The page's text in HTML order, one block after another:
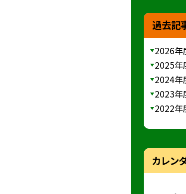
過去記
2026年
2025年
2024年
2023年
2022年
カレン